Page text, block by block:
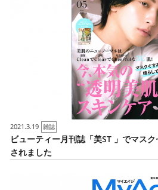
2021.3.19 雑誌
ビューティー月刊誌「美ST 」でマス
されました